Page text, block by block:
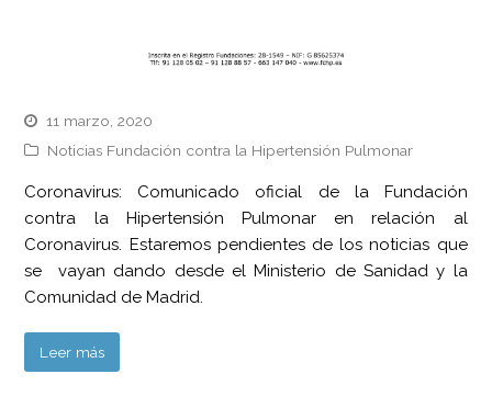
11 marzo, 2020
Noticias Fundación contra la Hipertensión Pulmonar
Coronavirus: Comunicado oficial de la Fundación
contra la Hipertensión Pulmonar en relación al
Coronavirus. Estaremos pendientes de los noticias que
se vayan dando desde el Ministerio de Sanidad y la
Comunidad de Madrid.
Leer más